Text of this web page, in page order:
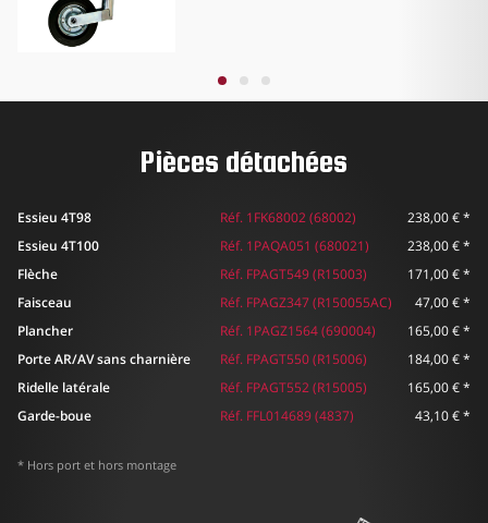
Pièces détachées
Essieu 4T98 Réf. 1FK68002 (68002) 238,00 €*
Essieu 4T100
Réf. 1PAQA051 (680021) 238,00 €*
Flèche
Réf. FPAGT549 (R15003) 171,00 €*
Faisceau
Réf. FPAGZ347 (R150055AC) 47,00 €*
Plancher
Réf. 1PAGZ1564 (690004) 165,00 €*
Porte AR/AV sans charnière
Réf. FPAGT550 (R15006) 184,00 €*
Ridelle latérale
Réf. FPAGT552 (R15005) 165,00 €*
Garde-boue
Réf. FFL014689 (4837) 43,10 €*
* Hors port et hors montage